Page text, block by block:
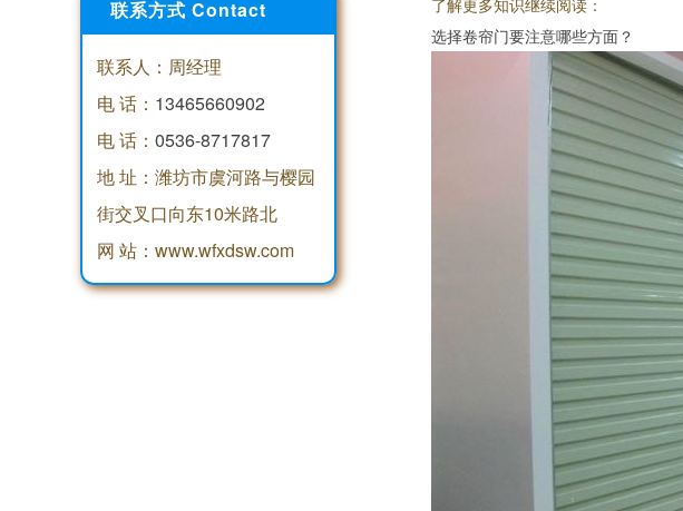
联系方式 Contact
联系人：周经理
电 话： 13465660902
电 话： 0536-8717817
地 址：潍坊市虞河路与樱园
街交叉口向东10米路北
网 站：www.wfxdsw.com
了解更多知识继续阅读：
选择卷帘门要注意哪些方面？